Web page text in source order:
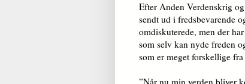
Efter Anden Verdenskrig
sendt ud i fredsbevarende
omdiskuterede, men der
som selv kan nyde freden
som er meget forskellige